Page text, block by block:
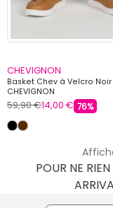
CHEVIGNON
Basket Chev à Velcro
CHEVIGNON
59,90 €14,00 € 76%
POUR NE